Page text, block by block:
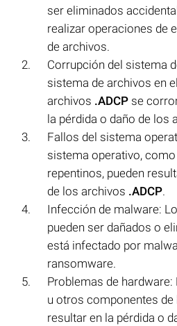
ser eliminados
realizar operaciones de
de archivos.
Corrupción del sistema
sistema de archivos en
archivos .ADCP se
la pérdida o daño de los
Fallos del sistema
sistema operativo,
repentinos, pueden
de los archivos .ADCP.
Infección de malware:
pueden ser dañados o
está infectado por
ransomware.
Problemas de
u otros componentes de
resultar en la pérdida o